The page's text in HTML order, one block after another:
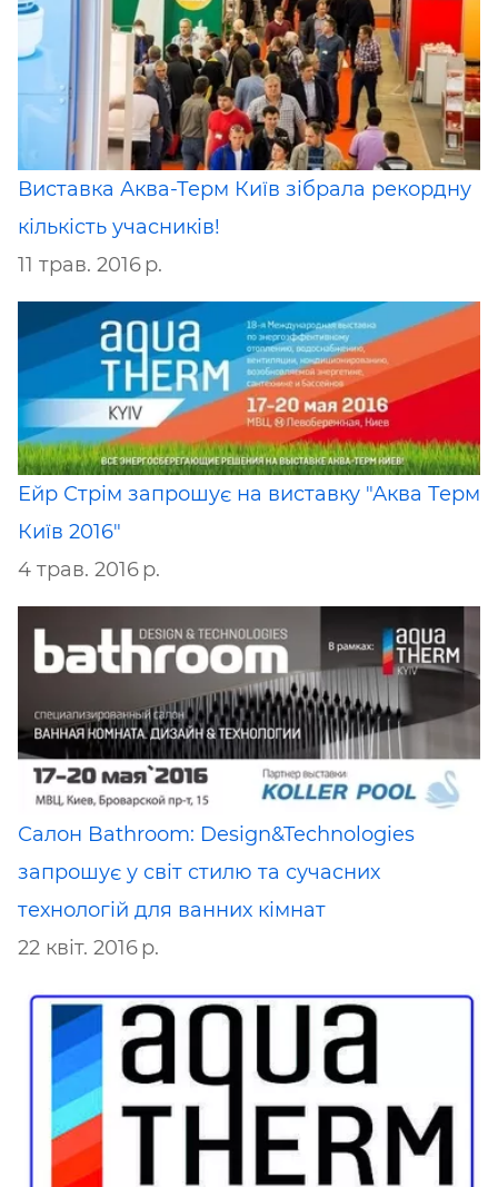
Виставка Аква-Терм Київ зібрала рекордну
кількість учасників!
11 трав. 2016 р.
Ейр Стрім запрошує на виставку "Аква Терм
Київ 2016"
4 трав. 2016 р.
Салон Bathroom: Design&Technologies
запрошує у світ стилю та сучасних
технологій для ванних кімнат
22 квіт. 2016 р.